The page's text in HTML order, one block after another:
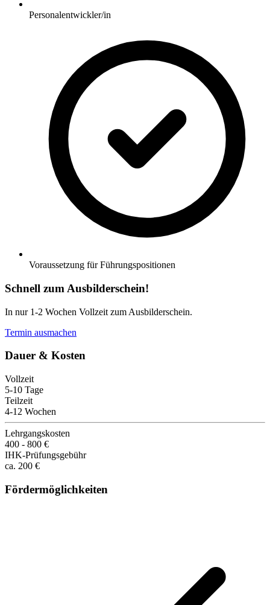
Personalentwickler/in
Voraussetzung für Führungspositionen
Schnell zum Ausbilderschein!
In nur 1-2 Wochen Vollzeit zum Ausbilderschein.
Termin ausmachen
Dauer & Kosten
Vollzeit
5-10 Tage
Teilzeit
4-12 Wochen
Lehrgangskosten
400 - 800 €
IHK-Prüfungsgebühr
ca. 200 €
Fördermöglichkeiten